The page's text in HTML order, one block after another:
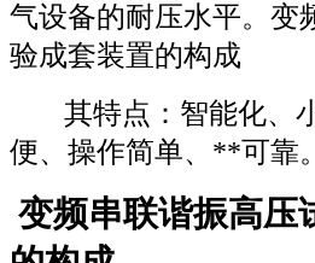
气设备的耐压水平。
验成套装置的构成
其特点： 智能化、
便、操作简单、**可靠。
变频串联谐振高压